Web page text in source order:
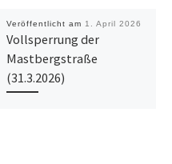
Veröffentlicht am 1. April 2026
Vollsperrung der
Mastbergstraße
(31.3.2026)